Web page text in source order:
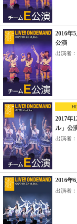
2016年
公演
出演者
2017年
ル」公
出演者
2016年
出演者